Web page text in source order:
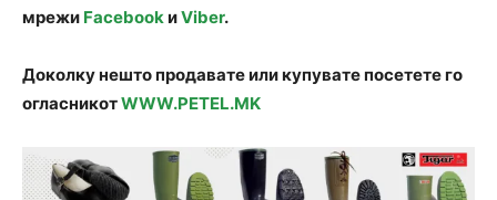
мрежи FacebookиViber.
Доколку нешто продавате или купувате посетете го
огласникотWWW.PETEL.MK